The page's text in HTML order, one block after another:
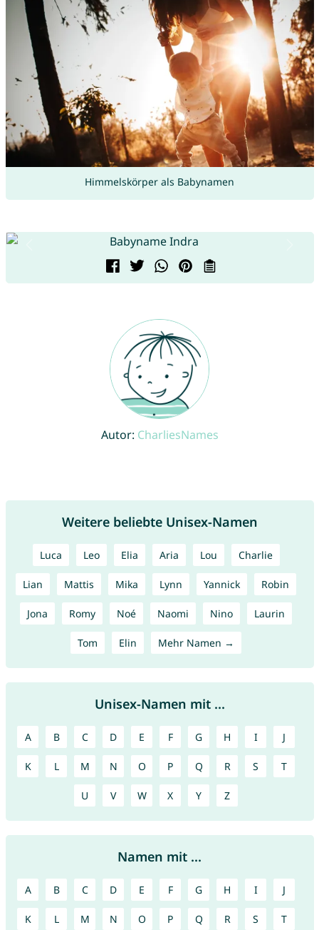
Himmelskörper als Babynamen
Autor: CharliesNames
Weitere beliebte Unisex-Namen
Luca Leo Elia Aria Lou Charlie
Lian Mattis Mika Lynn Yannick Robin
Jona Romy Noé Naomi Nino Laurin
Tom Elin Mehr Namen →
Unisex-Namen mit ...
A B C D E F G H I J
K L M N O P Q R S T
U V W X Y Z
Namen mit ...
A B C D E F G H I J
K L M N O P Q R S T